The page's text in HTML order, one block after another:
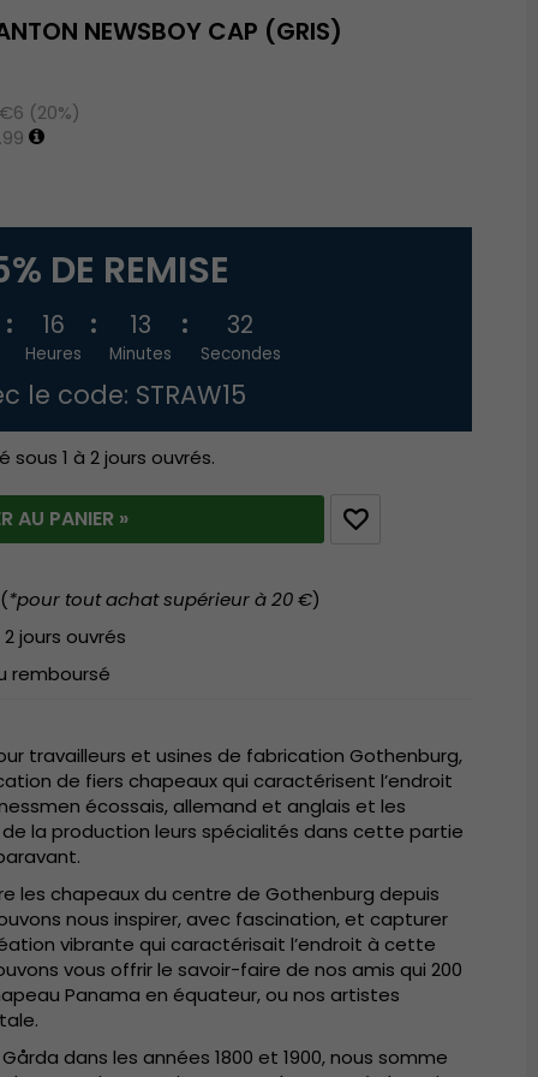
NEWSBOY CAP (GRIS)
(20%)
DE REMISE
16
Heures
13
Minutes
31
Secondes
le code: STRAW15
1 à 2 jours ouvrés.
AU PANIER »
*pour tout achat supérieur à 20 €)
jours ouvrés
remboursé
travailleurs et usines de fabrication Gothenburg,
de fiers chapeaux qui caractérisent l’endroit
écossais, allemand et anglais et les
la production leurs spécialités dans cette partie
les chapeaux du centre de Gothenburg depuis
nous inspirer, avec fascination, et capturer
vibrante qui caractérisait l’endroit à cette
vous offrir le savoir-faire de nos amis qui 200
Panama en équateur, ou nos artistes
dans les années 1800 et 1900, nous somme